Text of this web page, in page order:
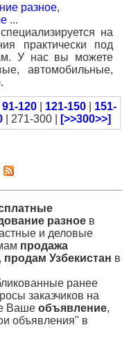
разное,
...
на
практически под
У нас вы можете
автомобильные,
91-120| 121-150| 151-
| 271-300 | [>>300>>]
разное в
и деловые
продажа
, продам Узбекистан в
ранее
заказчиков на
Ваше объявление,
объявления" в